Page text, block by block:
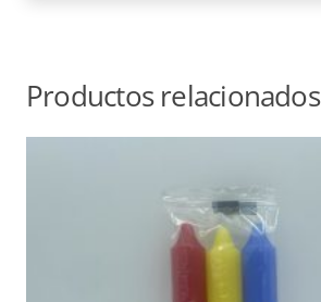
Productos relacionados